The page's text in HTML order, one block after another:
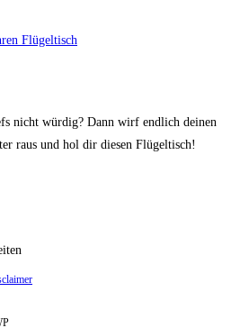
nicht würdig? Dann wirf endlich deinen
raus und hol dir diesen Flügeltisch!